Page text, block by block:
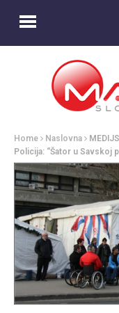
Home Naslovna
Policija: “Šator u Savskoj